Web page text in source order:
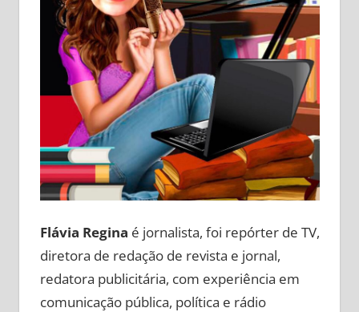
Flávia Regina é jornalista, foi repórter de TV,
diretora de redação de revista e jornal,
redatora publicitária, com experiência em
comunicação pública, política e rádio